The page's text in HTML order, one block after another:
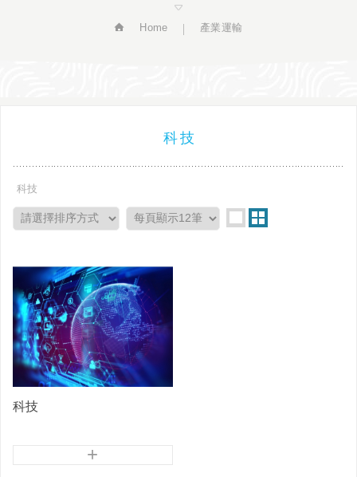
Home 產業運輸
科技
科技
科技
+